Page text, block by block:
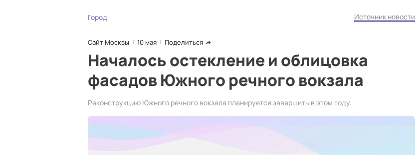
Город Источник новости
Сайт Москвы 10 мая Поделиться
Началось остекление и облицовка
фасадов Южного речного вокзала
Реконструкцию Южного речного вокзала планируется завершить в этом году.